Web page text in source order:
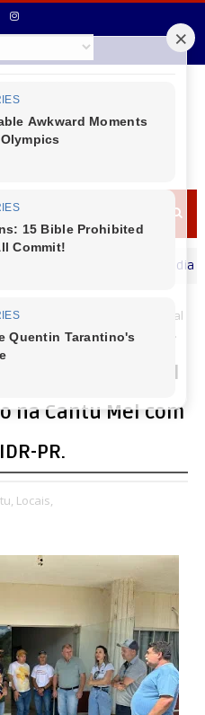
deseja um Feliz dia dos
do Sul - Governo Municipal
representantes do IDR-PR.
Municipal
na Cantu Mel com
PR.
Locais,